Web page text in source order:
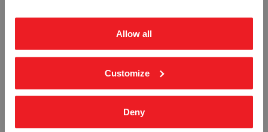
Allow all
Customize
Deny
IKKE BRUK DET UFERDIGE
HANSKER FORBUDT - HVIT PVC